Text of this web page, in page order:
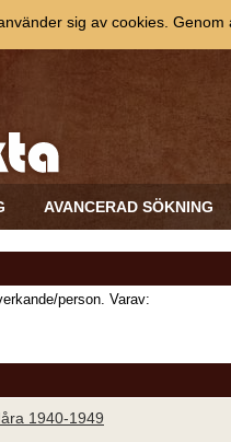
AVANCERAD SÖKNING
person. Varav:
1940-1949
sig av cookies.